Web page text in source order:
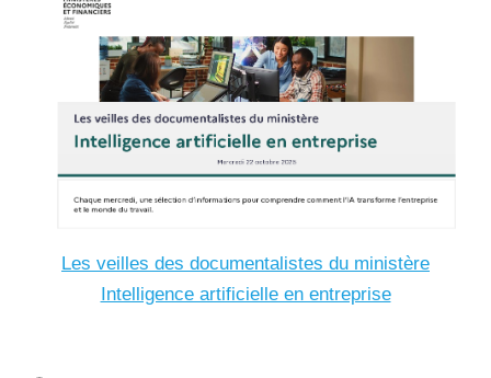
Les veilles des documentalistes du ministère
Intelligence artificielle en entreprise